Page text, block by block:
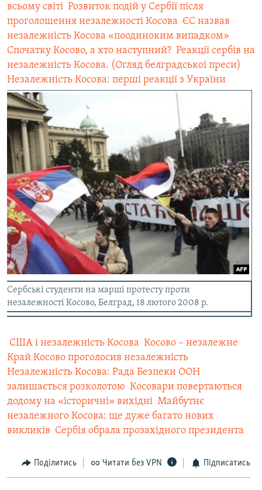
всьому світі  Розвиток подій у Сербії після
проголошення незалежності Косова  ЄС назвав
незалежність Косова «поодиноким випадком»
Спочатку Косово, а хто наступний?  Реакції сербів на
незалежність Косова. (Огляд белградської преси)
Незалежність Косова: перші реакції з України
Сербські студенти на марші протесту проти
незалежності Косово, Белград, 18 лютого 2008 р.
 США і незалежність Косова  Косово – незалежне
Край Косово проголосив незалежність
Незалежність Косова: Рада Безпеки ООН
залишається розколотою  Косовари повертаються
додому на «історичні» вихідні  Майбутнє
незалежного Косова: ще дуже багато нових
викликів  Cербія обрала прозахідного президента
Поділитись Читати без VPN Підписатись